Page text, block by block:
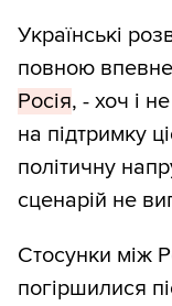
Українські
повною
Росія, - хоч і
на підтримку
політичну
сценарій не
Стосунки між
погіршилися